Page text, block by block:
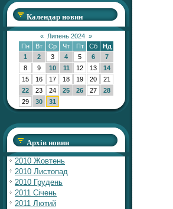
Календар новин
« Липень 2024 »
Пн
Вт Ср Чт Пт Сб
Нд
1
2 3 4 5 6
7
8
9 10 11 12 13
14
15
16 17 18 19 20
21
22
23 24 25 26 27
28
29
30 31
Архів новин
2010 Жовтень
2010 Листопад
2010 Грудень
2011 Січень
2011 Лютий